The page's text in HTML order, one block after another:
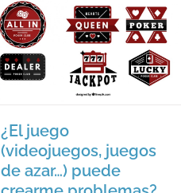
¿El juego
(videojuegos, juegos
de azar…) puede
Bruce Springteen
en San Sebastián
Blog